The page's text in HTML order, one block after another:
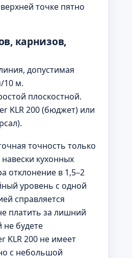
точке пятно
карнизов,
допустимая
10 м.
плоскостной.
KLR 200 (бюджет) или
точность только
кухонных
отклонение в 1,5–2
уровень с одной
справляется
платить за лишний
будете
KLR 200 не имеет
с небольшой